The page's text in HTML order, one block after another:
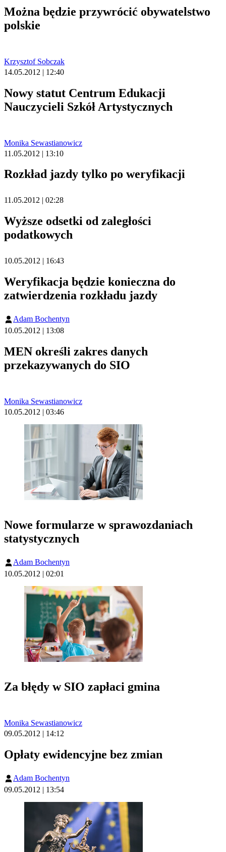
Można będzie przywrócić obywatelstwo
polskie
Krzysztof Sobczak
14.05.2012 | 12:40
Nowy statut Centrum Edukacji
Nauczycieli Szkół Artystycznych
Monika Sewastianowicz
11.05.2012 | 13:10
Rozkład jazdy tylko po weryfikacji
11.05.2012 | 02:28
Wyższe odsetki od zaległości
podatkowych
10.05.2012 | 16:43
Weryfikacja będzie konieczna do
zatwierdzenia rozkładu jazdy
Adam Bochentyn
10.05.2012 | 13:08
MEN określi zakres danych
przekazywanych do SIO
Monika Sewastianowicz
10.05.2012 | 03:46
Nowe formularze w sprawozdaniach
statystycznych
Adam Bochentyn
10.05.2012 | 02:01
Za błędy w SIO zapłaci gmina
Monika Sewastianowicz
09.05.2012 | 14:12
Opłaty ewidencyjne bez zmian
Adam Bochentyn
09.05.2012 | 13:54